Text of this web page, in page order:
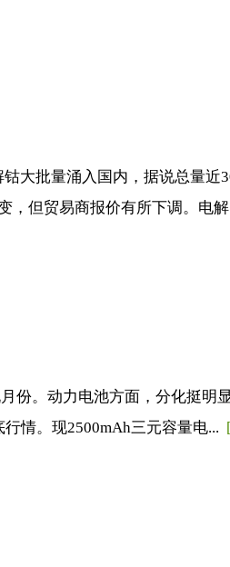
大批量涌入国内，据说总量近
，但贸易商报价有所下调。电解
份。动力电池方面，分化挺明
情。现2500mAh三元容量电...